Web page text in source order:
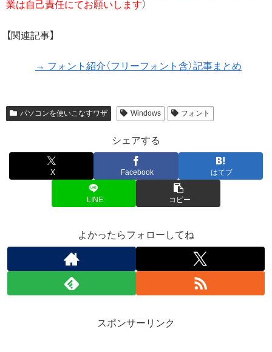
業は自己責任にてお願いします）
【関連記事】
→ フォント紹介（フリーフォント含）記事まとめ
パソコンを使いこなすワザ Windows フォント
シェアする
X Facebook はてブ
LINE コピー
よかったらフォローしてね
スポンサーリンク